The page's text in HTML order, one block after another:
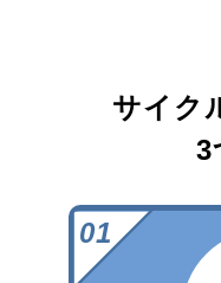
サイク
3